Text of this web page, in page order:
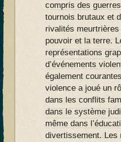
compris des
tournois brutaux et
rivalités meurtrières
pouvoir et la terre.
représentations
d’événements
également
violence a joué un
dans les conflits
dans le système
même dans
divertissement. Les